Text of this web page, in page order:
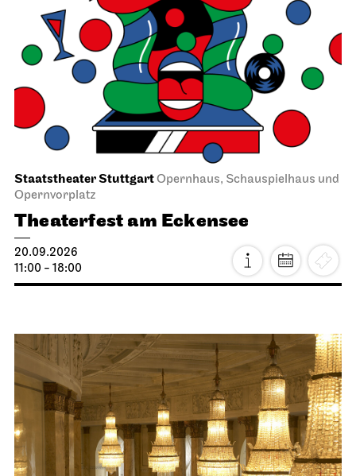
Staatstheater StuttgartOpernhaus, Schauspielhaus und
Opernvorplatz
Theaterfest am Eckensee
20.09.2026
11:00 - 18:00